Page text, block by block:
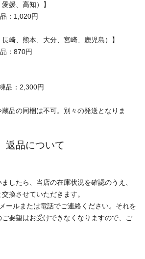
媛、高知）】
：1,020円
長崎、熊本、大分、宮崎、鹿児島）】
：870円
品：2,300円
品の同梱は不可。別々の発送となりま
返品について
したら、当店の在庫状況を確認のうえ、
換させていただきます。
ールまたは電話でご連絡ください。それを
要望はお受けできなくなりますので、ご